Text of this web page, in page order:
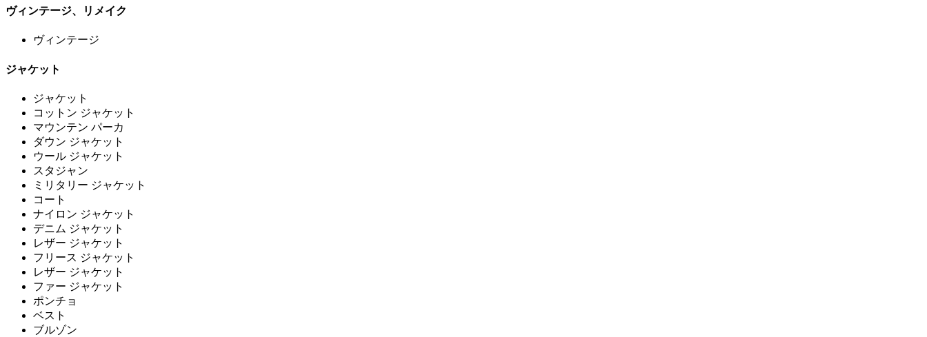
ヴィンテージ、リメイク
ヴィンテージ
ジャケット
ジャケット
コットン ジャケット
マウンテン パーカ
ダウン ジャケット
ウール ジャケット
スタジャン
ミリタリー ジャケット
コート
ナイロン ジャケット
デニム ジャケット
レザー ジャケット
フリース ジャケット
レザー ジャケット
ファー ジャケット
ポンチョ
ベスト
ブルゾン